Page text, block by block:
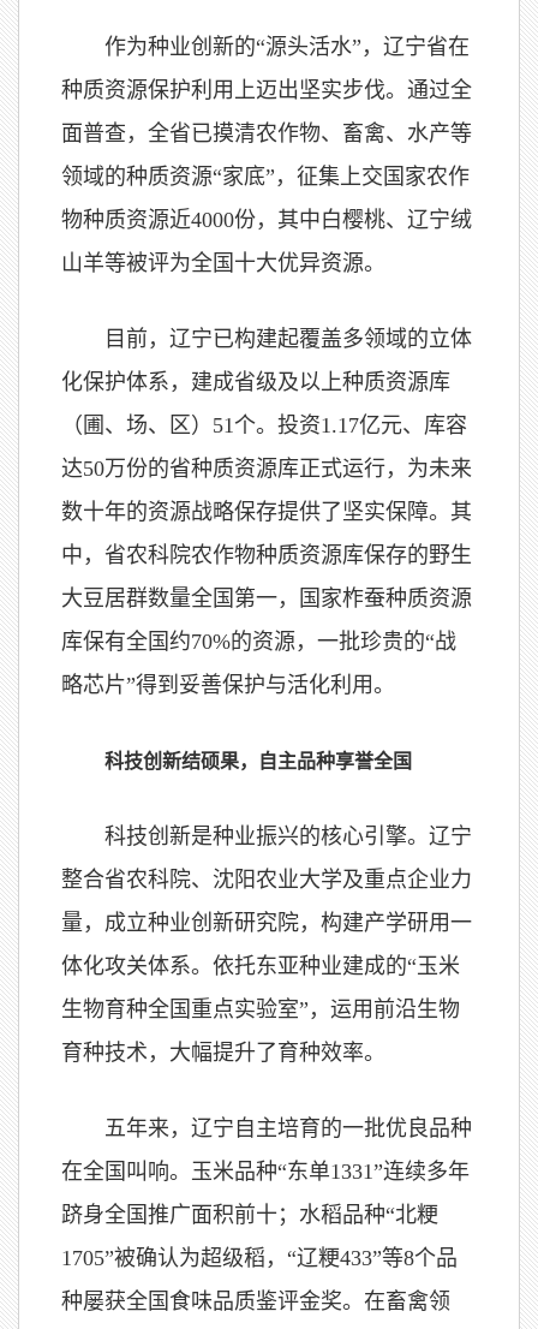
作为种业创新的“源头活水”，辽宁省在
种质资源保护利用上迈出坚实步伐。通过全
面普查，全省已摸清农作物、畜禽、水产等
领域的种质资源“家底”，征集上交国家农作
物种质资源近4000份，其中白樱桃、辽宁绒
山羊等被评为全国十大优异资源。
目前，辽宁已构建起覆盖多领域的立体
化保护体系，建成省级及以上种质资源库
（圃、场、区）51个。投资1.17亿元、库容
达50万份的省种质资源库正式运行，为未来
数十年的资源战略保存提供了坚实保障。其
中，省农科院农作物种质资源库保存的野生
大豆居群数量全国第一，国家柞蚕种质资源
库保有全国约70%的资源，一批珍贵的“战
略芯片”得到妥善保护与活化利用。
科技创新结硕果，自主品种享誉全国
科技创新是种业振兴的核心引擎。辽宁
整合省农科院、沈阳农业大学及重点企业力
量，成立种业创新研究院，构建产学研用一
体化攻关体系。依托东亚种业建成的“玉米
生物育种全国重点实验室”，运用前沿生物
育种技术，大幅提升了育种效率。
五年来，辽宁自主培育的一批优良品种
在全国叫响。玉米品种“东单1331”连续多年
跻身全国推广面积前十；水稻品种“北粳
1705”被确认为超级稻，“辽粳433”等8个品
种屡获全国食味品质鉴评金奖。在畜禽领